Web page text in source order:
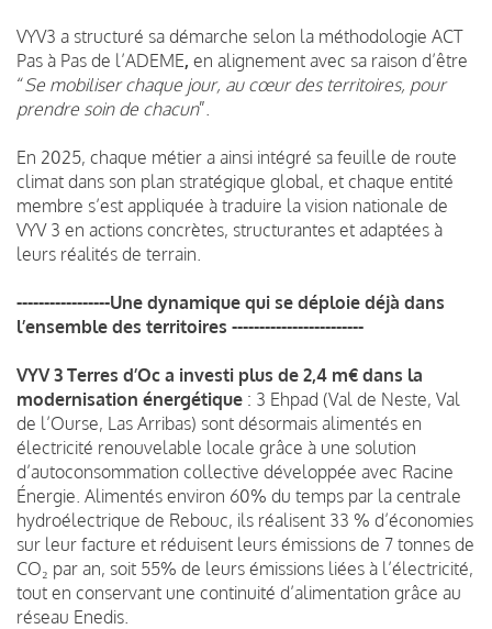
VYV3 a structuré sa démarche selon la méthodologie ACT
Pas à Pas de l’ADEME, en alignement avec sa raison d’être
“Se mobiliser chaque jour, au cœur des territoires, pour
prendre soin de chacun”.
En 2025, chaque métier a ainsi intégré sa feuille de route
climat dans son plan stratégique global, et chaque entité
membre s’est appliquée à traduire la vision nationale de
VYV 3 en actions concrètes, structurantes et adaptées à
leurs réalités de terrain.
-----------------Une dynamique qui se déploie déjà dans
l’ensemble des territoires ------------------------
VYV 3 Terres d’Oc a investi plus de 2,4 m€ dans la
modernisation énergétique : 3 Ehpad (Val de Neste, Val
de l’Ourse, Las Arribas) sont désormais alimentés en
électricité renouvelable locale grâce à une solution
d’autoconsommation collective développée avec Racine
Énergie. Alimentés environ 60% du temps par la centrale
hydroélectrique de Rebouc, ils réalisent 33 % d’économies
sur leur facture et réduisent leurs émissions de 7 tonnes de
CO₂ par an, soit 55% de leurs émissions liées à l’électricité,
tout en conservant une continuité d’alimentation grâce au
réseau Enedis.